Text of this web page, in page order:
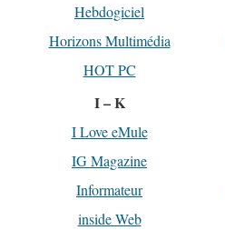
Hebdogiciel
Horizons Multimédia
HOT PC
I – K
I Love eMule
IG Magazine
Informateur
inside Web